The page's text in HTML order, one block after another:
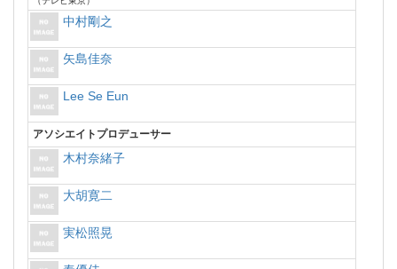
中村剛之
矢島佳奈
Lee Se Eun
アソシエイトプロデューサー
木村奈緒子
大胡寛二
実松照晃